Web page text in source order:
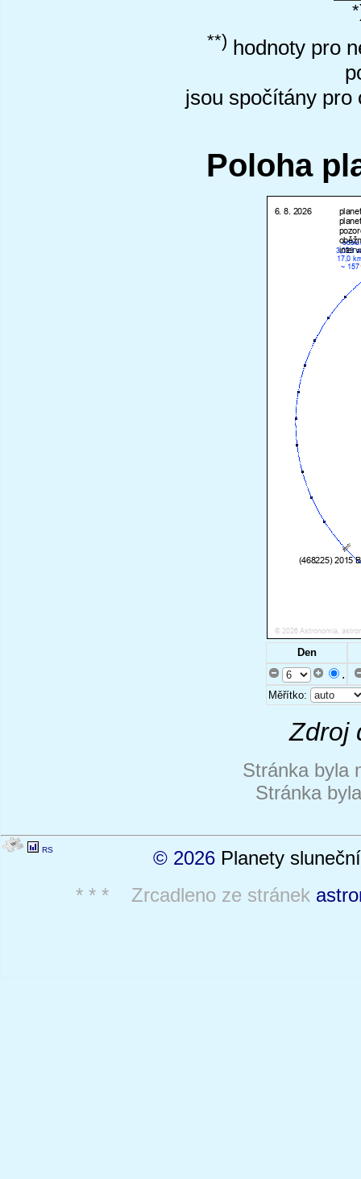
**) hodnoty pro
jsou spočítány pro
Poloha
Den
.
Měřítko:
Zdroj
Stránka byla
Stránka
RS © 2026 Planety
* * * Zrcadleno ze stránek